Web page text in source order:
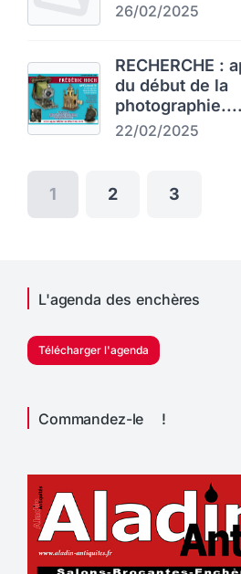
26/02/2025
RECHERCHE :
du début de la
photographie....
22/02/2025
1 2 3
L'agenda des enchères
Télécharger l'agenda
Commandez-le !